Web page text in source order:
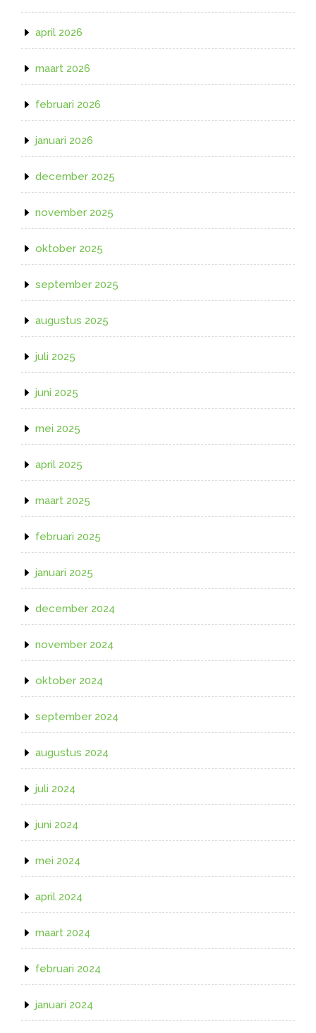
april 2026
maart 2026
februari 2026
januari 2026
december 2025
november 2025
oktober 2025
september 2025
augustus 2025
juli 2025
juni 2025
mei 2025
april 2025
maart 2025
februari 2025
januari 2025
december 2024
november 2024
oktober 2024
september 2024
augustus 2024
juli 2024
juni 2024
mei 2024
april 2024
maart 2024
februari 2024
januari 2024